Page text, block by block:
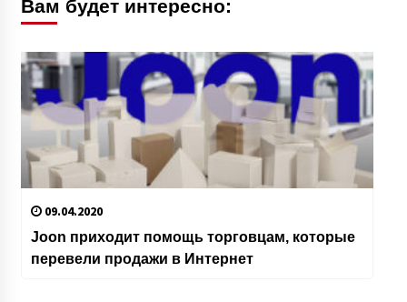
Вам будет интересно:
09.04.2020
Joon приходит помощь торговцам, которые
перевели продажи в Интернет